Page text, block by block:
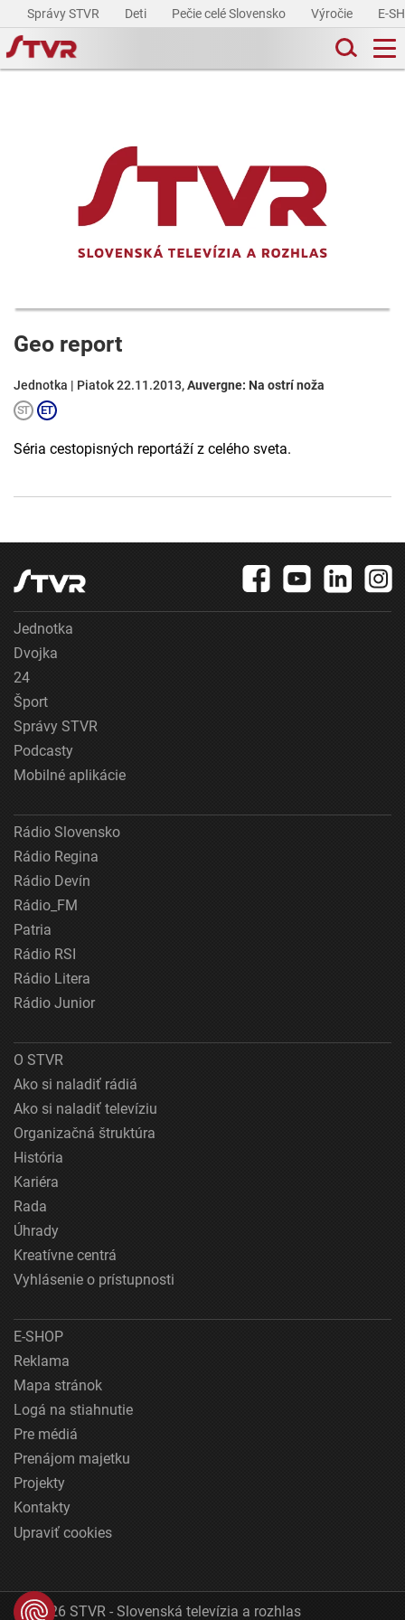
Správy STVR Deti Pečie celé Slovensko Výročie E-
Geo report
Jednotka | Piatok 22.11.2013,Auvergne: Na ostrí noža
Séria cestopisných reportáží z celého sveta.
Jednotka
Dvojka
24
Šport
Správy STVR
Podcasty
Mobilné aplikácie
Rádio Slovensko
Rádio Regina
Rádio Devín
Rádio_FM
Patria
Rádio RSI
Rádio Litera
Rádio Junior
O STVR
Ako si naladiť rádiá
Ako si naladiť televíziu
Organizačná štruktúra
História
Kariéra
Rada
Úhrady
Kreatívne centrá
Vyhlásenie o prístupnosti
E-SHOP
Reklama
Mapa stránok
Logá na stiahnutie
Pre médiá
Prenájom majetku
Projekty
Kontakty
Upraviť cookies
© 2026 STVR - Slovenská televízia a rozhlas